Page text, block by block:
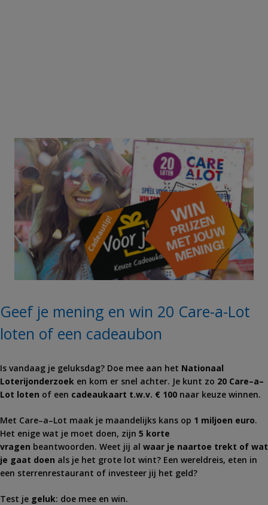
Geef je mening en win 20 Care-a-Lot
loten of een cadeaubon
Is vandaag je geluksdag? Doe mee aan het Nationaal
Loterijonderzoek en kom er snel achter. Je kunt zo 20 Care–a–
Lot loten of een cadeaukaart t.w.v. € 100 naar keuze winnen.
Met Care–a–Lot maak je maandelijks kans op 1 miljoen euro.
Het enige wat je moet doen, zijn 5 korte
vragen beantwoorden. Weet jij al waar je naartoe trekt of wat
je gaat doen als je het grote lot wint? Een wereldreis, eten in
een sterrenrestaurant of investeer jij het geld?
Test je geluk: doe mee en win.